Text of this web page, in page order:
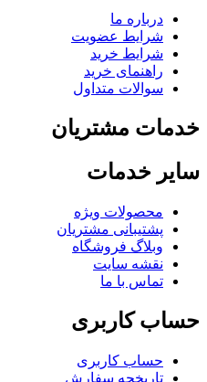
درباره ما
شرایط عضویت
شرایط خرید
راهنمای خرید
سوالات متداول
خدمات مشتریان
سایر خدمات
محصولات ویژه
پشتیبانی مشتریان
وبلاگ فروشگاه
نقشه سایت
تماس با ما
حساب کاربری
حساب کاربری
تاریخچه سفارش